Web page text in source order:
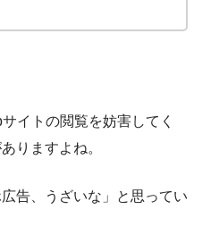
イトの閲覧を妨害してく
りますよね。
告、うざいな」と思ってい